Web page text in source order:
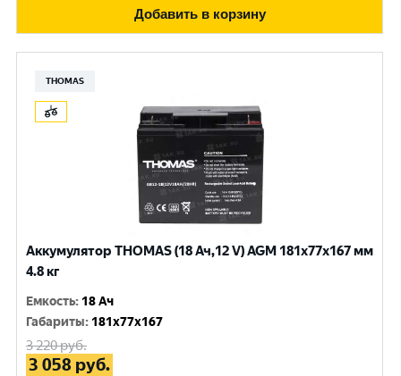
Добавить в корзину
THOMAS
Аккумулятор THOMAS (18 Ач,12 V) AGM 181x77x167 мм
4.8 кг
Емкость: 18 Ач
Габариты: 181x77x167
3 220руб.
3 058 руб.